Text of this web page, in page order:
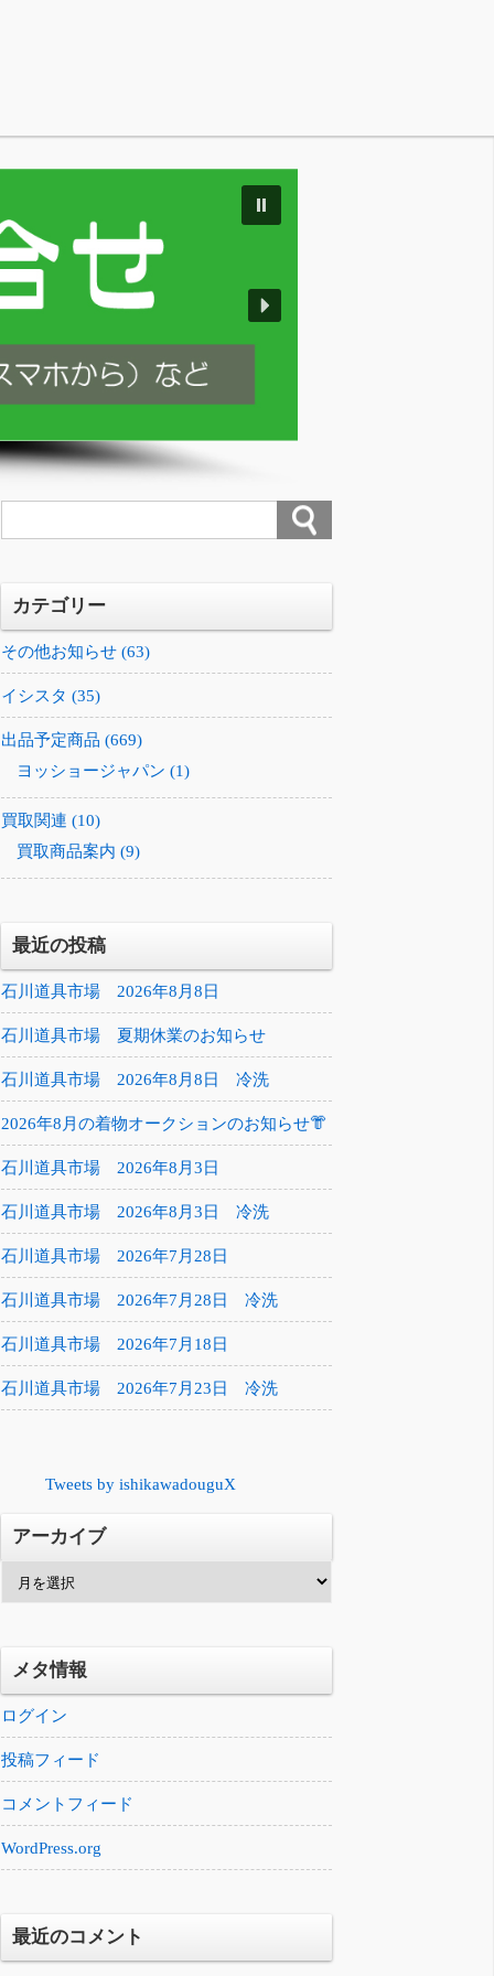
カテゴリー
その他お知らせ (63)
イシスタ (35)
出品予定商品 (669)
ヨッショージャパン (1)
買取関連 (10)
買取商品案内 (9)
最近の投稿
石川道具市場 2026年8月8日
石川道具市場 夏期休業のお知らせ
石川道具市場 2026年8月8日 冷洗
2026年8月の着物オークションのお知らせ👘
石川道具市場 2026年8月3日
石川道具市場 2026年8月3日 冷洗
石川道具市場 2026年7月28日
石川道具市場 2026年7月28日 冷洗
石川道具市場 2026年7月18日
石川道具市場 2026年7月23日 冷洗
Tweets by ishikawadouguX
アーカイブ
イ
ブメタ情報
ログイン
投稿フィード
コメントフィード
WordPress.org
最近のコメント